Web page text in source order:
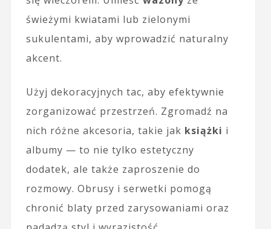
świeżymi kwiatami lub zielonymi
sukulentami, aby wprowadzić naturalny
akcent.
Użyj dekoracyjnych tac, aby efektywnie
zorganizować przestrzeń. Zgromadź na
nich różne akcesoria, takie jak książki i
albumy — to nie tylko estetyczny
dodatek, ale także zaproszenie do
rozmowy. Obrusy i serwetki pomogą
chronić blaty przed zarysowaniami oraz